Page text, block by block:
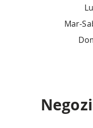
Mar-